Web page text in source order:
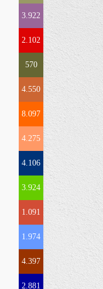
3.922
2.102
570
4.550
8.097
4.275
4.106
3.924
1.091
1.974
4.397
2.881